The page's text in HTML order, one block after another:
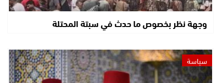
وجهة نظر بخصوص ما حدث في سبتة المحتلة
سياسة